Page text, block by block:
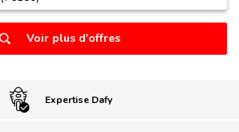
Voir plus d'offres
Expertise Dafy